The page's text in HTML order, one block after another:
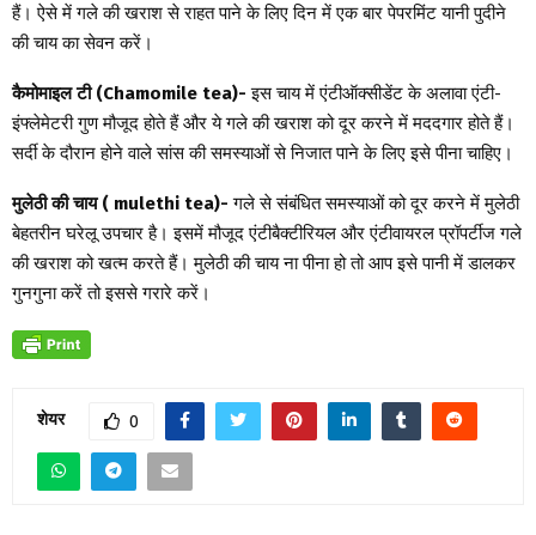
हैं। ऐसे में गले की खराश से राहत पाने के लिए दिन में एक बार पेपरमिंट यानी पुदीने
की चाय का सेवन करें।
कैमोमाइल टी (Chamomile tea)-इस चाय में एंटीऑक्सीडेंट के अलावा एंटी-
इंफ्लेमेटरी गुण मौजूद होते हैं और ये गले की खराश को दूर करने में मददगार होते हैं।
सर्दी के दौरान होने वाले सांस की समस्याओं से निजात पाने के लिए इसे पीना चाहिए।
मुलेठी की चाय ( mulethi tea)- गले से संबंधित समस्याओं को दूर करने में मुलेठी
बेहतरीन घरेलू उपचार है। इसमें मौजूद एंटीबैक्टीरियल और एंटीवायरल प्रॉपर्टीज गले
की खराश को खत्म करते हैं। मुलेठी की चाय ना पीना हो तो आप इसे पानी में डालकर
गुनगुना करें तो इससे गरारे करें।
शेयर 0